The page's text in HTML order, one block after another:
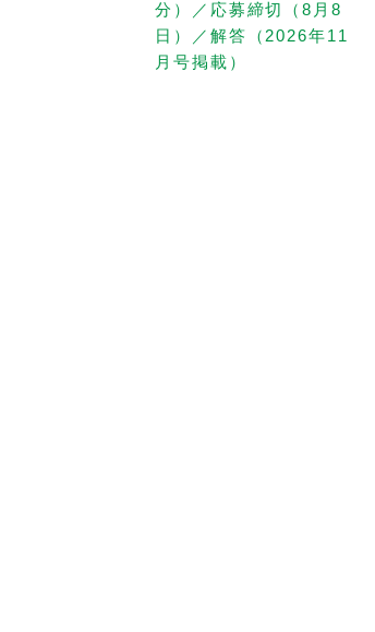
分）／応募締切（8月8
日）／解答（2026年11
月号掲載）